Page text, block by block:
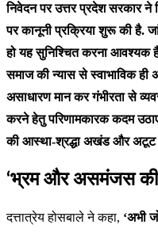
निवेदन पर उत्तर प्रदेश सरकार
पर कानूनी प्रक्रिया शुरू की है.
हो यह सुनिश्चित करना आवश्यक
समाज की न्यास से स्वाभाविक ही
असाधारण मान कर गंभीरता से
करने हेतु परिणामकारक कदम उठाए
की आस्था-श्रद्धा अखंड और अटूट
‘भ्रम और असमंजस की
दत्तात्रेय होसबाले ने कहा, ‘अभी